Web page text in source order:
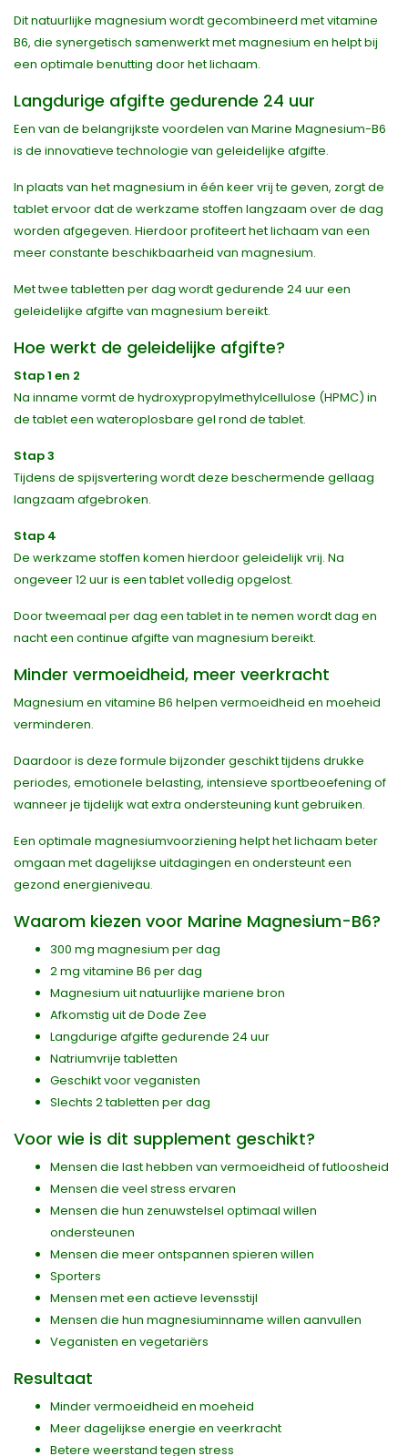
Dit natuurlijke magnesium wordt gecombineerd met vitamine
B6, die synergetisch samenwerkt met magnesium en helpt bij
een optimale benutting door het lichaam.
Langdurige afgifte gedurende 24 uur
Een van de belangrijkste voordelen van Marine Magnesium-B6
is de innovatieve technologie van geleidelijke afgifte.
In plaats van het magnesium in één keer vrij te geven, zorgt de
tablet ervoor dat de werkzame stoffen langzaam over de dag
worden afgegeven. Hierdoor profiteert het lichaam van een
meer constante beschikbaarheid van magnesium.
Met twee tabletten per dag wordt gedurende 24 uur een
geleidelijke afgifte van magnesium bereikt.
Hoe werkt de geleidelijke afgifte?
Stap 1 en 2
Na inname vormt de hydroxypropylmethylcellulose (HPMC) in
de tablet een wateroplosbare gel rond de tablet.
Stap 3
Tijdens de spijsvertering wordt deze beschermende gellaag
langzaam afgebroken.
Stap 4
De werkzame stoffen komen hierdoor geleidelijk vrij. Na
ongeveer 12 uur is een tablet volledig opgelost.
Door tweemaal per dag een tablet in te nemen wordt dag en
nacht een continue afgifte van magnesium bereikt.
Minder vermoeidheid, meer veerkracht
Magnesium en vitamine B6 helpen vermoeidheid en moeheid
verminderen.
Daardoor is deze formule bijzonder geschikt tijdens drukke
periodes, emotionele belasting, intensieve sportbeoefening of
wanneer je tijdelijk wat extra ondersteuning kunt gebruiken.
Een optimale magnesiumvoorziening helpt het lichaam beter
omgaan met dagelijkse uitdagingen en ondersteunt een
gezond energieniveau.
Waarom kiezen voor Marine Magnesium-B6?
300 mg magnesium per dag
2 mg vitamine B6 per dag
Magnesium uit natuurlijke mariene bron
Afkomstig uit de Dode Zee
Langdurige afgifte gedurende 24 uur
Natriumvrije tabletten
Geschikt voor veganisten
Slechts 2 tabletten per dag
Voor wie is dit supplement geschikt?
Mensen die last hebben van vermoeidheid of futloosheid
Mensen die veel stress ervaren
Mensen die hun zenuwstelsel optimaal willen
ondersteunen
Mensen die meer ontspannen spieren willen
Sporters
Mensen met een actieve levensstijl
Mensen die hun magnesiuminname willen aanvullen
Veganisten en vegetariërs
Resultaat
Minder vermoeidheid en moeheid
Meer dagelijkse energie en veerkracht
Betere weerstand tegen stress